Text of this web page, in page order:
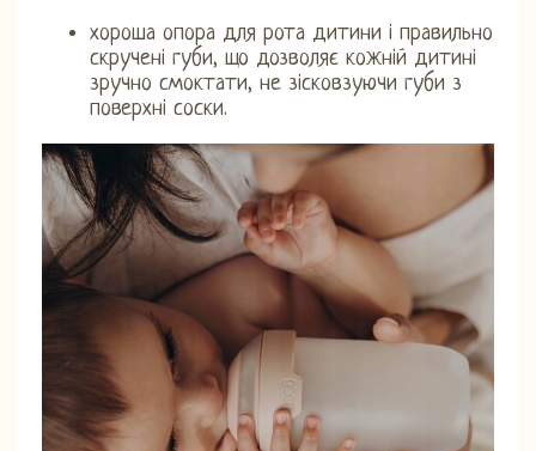
хороша опора для рота дитини і правильно
скручені губи, що дозволяє кожній дитині
зручно смоктати, не зісковзуючи губи з
поверхні соски.